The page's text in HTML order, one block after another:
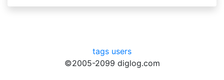
tags users
©2005-2099 diglog.com